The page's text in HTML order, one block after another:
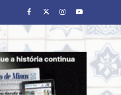
Facebook
TwitterInstagram
Youtube